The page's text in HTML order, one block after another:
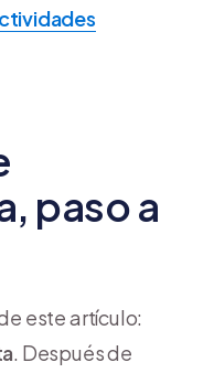
paso a
este artículo:
. Después de